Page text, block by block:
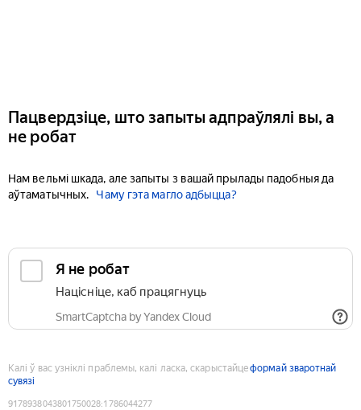
Пацвердзіце, што запыты адпраўлялі вы, а
не робат
Нам вельмі шкада, але запыты з вашай прылады падобныя да
аўтаматычных.
Чаму гэта магло адбыцца?
Я не робат
Націсніце, каб працягнуць
SmartCaptcha by Yandex Cloud
Калі ў вас узніклі праблемы, калі ласка, скарыстайцеформай зваротнай
сувязі
9178938043801750028:1786044277